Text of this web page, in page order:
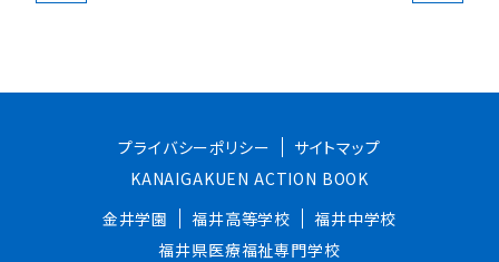
プライバシーポリシー
サイトマップ
KANAIGAKUEN ACTION BOOK
金井学園
福井高等学校
福井中学校
福井県医療福祉専門学校